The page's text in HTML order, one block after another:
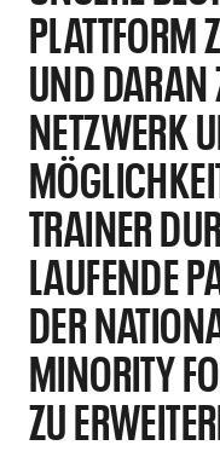
PLATTFORM
UND DARAN
NETZWERK
TRAINER
LAUFENDE
DER
MINORITY
ZU